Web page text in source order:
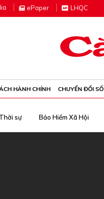
ePaper LHQC
HÀNH CHÍNH CHUYỂN ĐỔI SỐ
Thời sự Bảo Hiểm Xã Hội